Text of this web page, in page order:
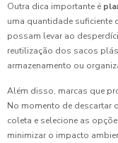
Outra dica importante é
uma quantidade suficiente
possam levar ao
reutilização dos sacos
armazenamento ou
Além disso, marcas que
No momento de descartar
coleta e selecione as
minimizar o impacto